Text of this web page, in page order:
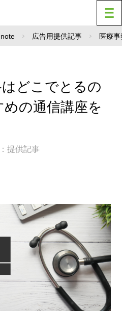
広告用提供記事 医療
どこでとるの
の通信講座を
提供記事